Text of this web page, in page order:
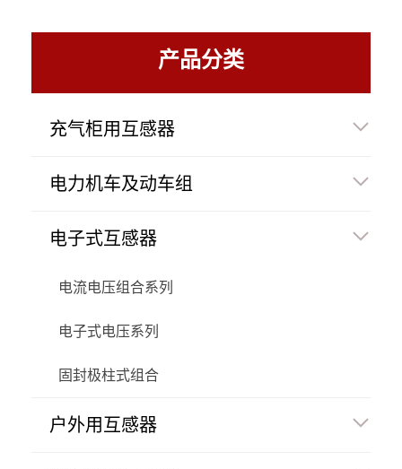
产品分类
充气柜用互感器
电力机车及动车组
电子式互感器
电流电压组合系列
电子式电压系列
固封极柱式组合
户外用互感器